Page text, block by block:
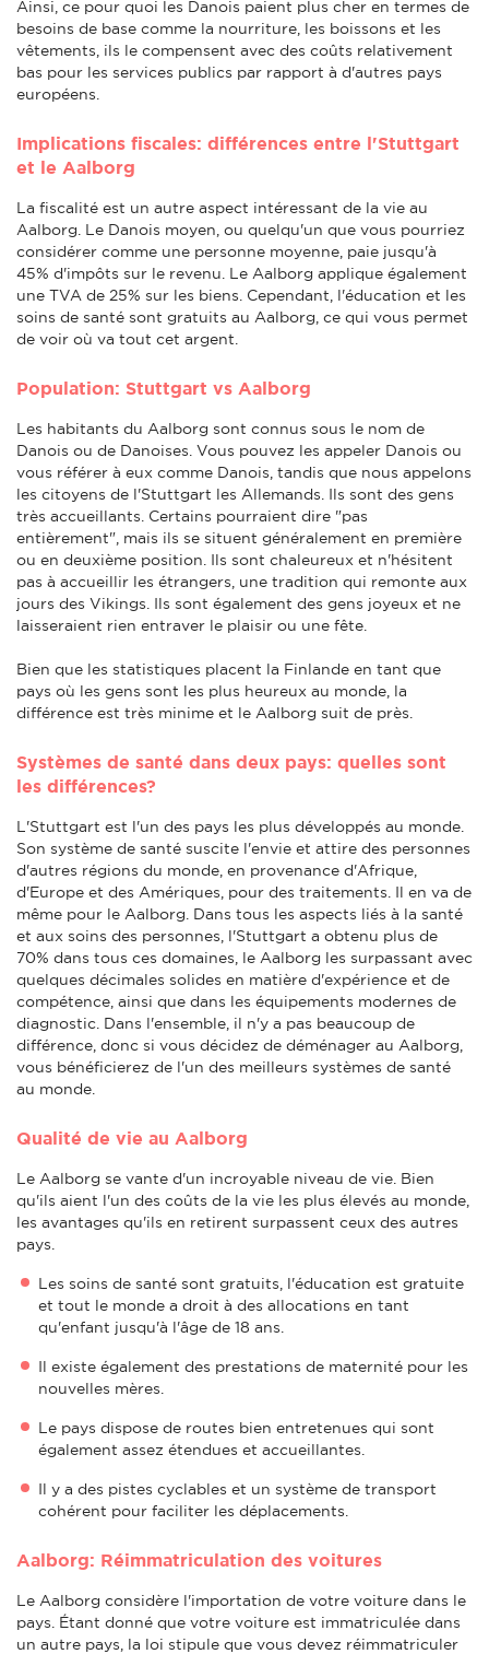
Ainsi, ce pour quoi les Danois paient plus cher en termes de
besoins de base comme la nourriture, les boissons et les
vêtements, ils le compensent avec des coûts relativement
bas pour les services publics par rapport à d'autres pays
européens.
Implications fiscales: différences entre l'Stuttgart
et le Aalborg
La fiscalité est un autre aspect intéressant de la vie au
Aalborg. Le Danois moyen, ou quelqu'un que vous pourriez
considérer comme une personne moyenne, paie jusqu'à
45% d'impôts sur le revenu. Le Aalborg applique également
une TVA de 25% sur les biens. Cependant, l'éducation et les
soins de santé sont gratuits au Aalborg, ce qui vous permet
de voir où va tout cet argent.
Population: Stuttgart vs Aalborg
Les habitants du Aalborg sont connus sous le nom de
Danois ou de Danoises. Vous pouvez les appeler Danois ou
vous référer à eux comme Danois, tandis que nous appelons
les citoyens de l'Stuttgart les Allemands. Ils sont des gens
très accueillants. Certains pourraient dire "pas
entièrement", mais ils se situent généralement en première
ou en deuxième position. Ils sont chaleureux et n'hésitent
pas à accueillir les étrangers, une tradition qui remonte aux
jours des Vikings. Ils sont également des gens joyeux et ne
laisseraient rien entraver le plaisir ou une fête.
Bien que les statistiques placent la Finlande en tant que
pays où les gens sont les plus heureux au monde, la
différence est très minime et le Aalborg suit de près.
Systèmes de santé dans deux pays: quelles sont
les différences?
L'Stuttgart est l'un des pays les plus développés au monde.
Son système de santé suscite l'envie et attire des personnes
d'autres régions du monde, en provenance d'Afrique,
d'Europe et des Amériques, pour des traitements. Il en va de
même pour le Aalborg. Dans tous les aspects liés à la santé
et aux soins des personnes, l'Stuttgart a obtenu plus de
70% dans tous ces domaines, le Aalborg les surpassant avec
quelques décimales solides en matière d'expérience et de
compétence, ainsi que dans les équipements modernes de
diagnostic. Dans l'ensemble, il n'y a pas beaucoup de
différence, donc si vous décidez de déménager au Aalborg,
vous bénéficierez de l'un des meilleurs systèmes de santé
au monde.
Qualité de vie au Aalborg
Le Aalborg se vante d'un incroyable niveau de vie. Bien
qu'ils aient l'un des coûts de la vie les plus élevés au monde,
les avantages qu'ils en retirent surpassent ceux des autres
pays.
Les soins de santé sont gratuits, l'éducation est gratuite
et tout le monde a droit à des allocations en tant
qu'enfant jusqu'à l'âge de 18 ans.
Il existe également des prestations de maternité pour les
nouvelles mères.
Le pays dispose de routes bien entretenues qui sont
également assez étendues et accueillantes.
Il y a des pistes cyclables et un système de transport
cohérent pour faciliter les déplacements.
Aalborg: Réimmatriculation des voitures
Le Aalborg considère l'importation de votre voiture dans le
pays. Étant donné que votre voiture est immatriculée dans
un autre pays, la loi stipule que vous devez réimmatriculer